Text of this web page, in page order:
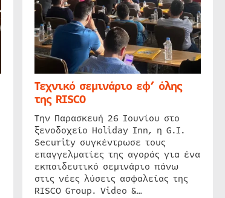
Τεχνικό σεμινάριο εφ’ όλης
της RISCO
Την Παρασκευή 26 Ιουνίου στο
ξενοδοχείο Holiday Inn, η G.I.
Security συγκέντρωσε τους
επαγγελματίες της αγοράς για ένα
εκπαιδευτικό σεμινάριο πάνω
στις νέες λύσεις ασφαλείας της
RISCO Group. Video &…